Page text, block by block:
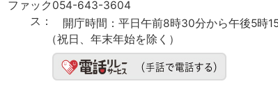
ファック
ス：
054-643-3604
開庁時間： 平日午前8時30分から午後5時
（祝日、年末年始を除く）